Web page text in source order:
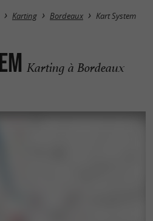
Karting Bordeaux Kart System
Karting à Bordeaux